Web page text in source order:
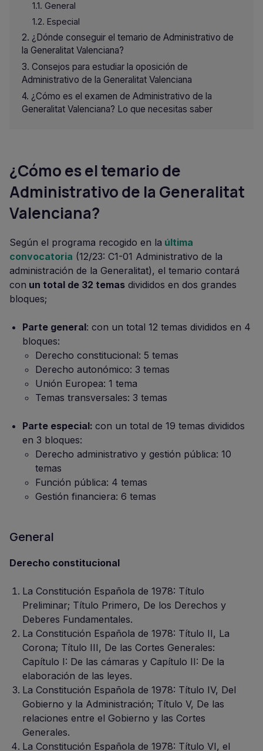
General
Especial
¿Dónde conseguir el temario de Administrativo de
la Generalitat Valenciana?
Consejos para estudiar la oposición de
Administrativo de la Generalitat Valenciana
¿Cómo es el examen de Administrativo de la
Generalitat Valenciana? Lo que necesitas saber
¿Cómo es el temario de
Administrativo de la Generalitat
Valenciana?
Según el programa recogido en la última
convocatoria (12/23: C1-01 Administrativo de la
administración de la Generalitat), el temario contará
con un total de 32 temas divididos en dos grandes
bloques;
Parte general: con un total 12 temas divididos en 4
bloques:
Derecho constitucional: 5 temas
Derecho autonómico: 3 temas
Unión Europea: 1 tema
Temas transversales: 3 temas
Parte especial: con un total de 19 temas divididos
en 3 bloques:
Derecho administrativo y gestión pública: 10
temas
Función pública: 4 temas
Gestión financiera: 6 temas
General
Derecho constitucional
La Constitución Española de 1978: Título
Preliminar; Título Primero, De los Derechos y
Deberes Fundamentales.
La Constitución Española de 1978: Título II, La
Corona; Título III, De las Cortes Generales:
Capítulo I: De las cámaras y Capítulo II: De la
elaboración de las leyes.
La Constitución Española de 1978: Título IV, Del
Gobierno y la Administración; Título V, De las
relaciones entre el Gobierno y las Cortes
Generales.
La Constitución Española de 1978: Título VI, el